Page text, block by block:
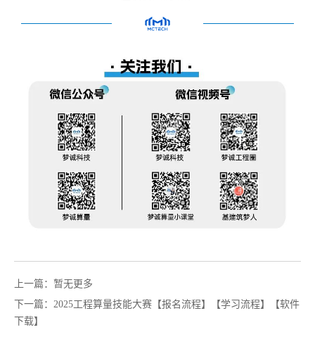
上一篇：暂无更多
下一篇：2025工程算量技能大赛【报名流程】【学习流程】【软件
下载】